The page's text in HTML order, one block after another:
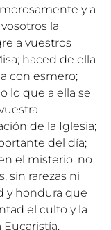
y a
la
a vuestros
haced de ella
con esmero;
lo que a ella se
de la Iglesia;
del día;
el misterio: no
sin rarezas ni
y hondura que
el culto y la